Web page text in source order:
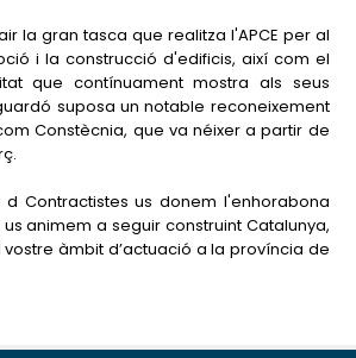
la gran tasca que realitza l'APCE per al
i la construcció d'edificis, així com el
que contínuament mostra als seus
suposa un notable reconeixement
Constècnia, que va néixer a partir de
Contractistes us donem l'enhorabona
animem a seguir construint Catalunya,
àmbit d’actuació a la província de